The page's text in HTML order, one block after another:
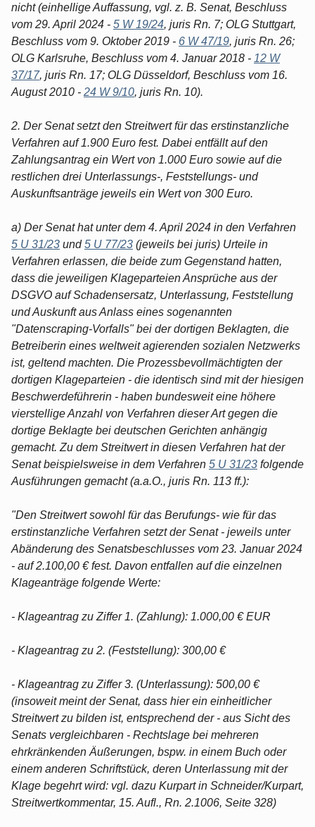
nicht (einhellige Auffassung, vgl. z. B. Senat, Beschluss
vom 29. April 2024 - 5 W 19/24, juris Rn. 7; OLG Stuttgart,
Beschluss vom 9. Oktober 2019 - 6 W 47/19, juris Rn. 26;
OLG Karlsruhe, Beschluss vom 4. Januar 2018 - 12 W
37/17, juris Rn. 17; OLG Düsseldorf, Beschluss vom 16.
August 2010 - 24 W 9/10, juris Rn. 10).
2. Der Senat setzt den Streitwert für das erstinstanzliche
Verfahren auf 1.900 Euro fest. Dabei entfällt auf den
Zahlungsantrag ein Wert von 1.000 Euro sowie auf die
restlichen drei Unterlassungs-, Feststellungs- und
Auskunftsanträge jeweils ein Wert von 300 Euro.
a) Der Senat hat unter dem 4. April 2024 in den Verfahren
5 U 31/23 und5 U 77/23 (jeweils bei juris) Urteile in
Verfahren erlassen, die beide zum Gegenstand hatten,
dass die jeweiligen Klageparteien Ansprüche aus der
DSGVO auf Schadensersatz, Unterlassung, Feststellung
und Auskunft aus Anlass eines sogenannten
"Datenscraping-Vorfalls" bei der dortigen Beklagten, die
Betreiberin eines weltweit agierenden sozialen Netzwerks
ist, geltend machten. Die Prozessbevollmächtigten der
dortigen Klageparteien - die identisch sind mit der hiesigen
Beschwerdeführerin - haben bundesweit eine höhere
vierstellige Anzahl von Verfahren dieser Art gegen die
dortige Beklagte bei deutschen Gerichten anhängig
gemacht. Zu dem Streitwert in diesen Verfahren hat der
Senat beispielsweise in dem Verfahren 5 U 31/23 folgende
Ausführungen gemacht (a.a.O., juris Rn. 113 ff.):
"Den Streitwert sowohl für das Berufungs- wie für das
erstinstanzliche Verfahren setzt der Senat - jeweils unter
Abänderung des Senatsbeschlusses vom 23. Januar 2024
- auf 2.100,00 € fest. Davon entfallen auf die einzelnen
Klageanträge folgende Werte:
- Klageantrag zu Ziffer 1. (Zahlung): 1.000,00 € EUR
- Klageantrag zu 2. (Feststellung): 300,00 €
- Klageantrag zu Ziffer 3. (Unterlassung): 500,00 €
(insoweit meint der Senat, dass hier ein einheitlicher
Streitwert zu bilden ist, entsprechend der - aus Sicht des
Senats vergleichbaren - Rechtslage bei mehreren
ehrkränkenden Äußerungen, bspw. in einem Buch oder
einem anderen Schriftstück, deren Unterlassung mit der
Klage begehrt wird: vgl. dazu Kurpart in Schneider/Kurpart,
Streitwertkommentar, 15. Aufl., Rn. 2.1006, Seite 328)